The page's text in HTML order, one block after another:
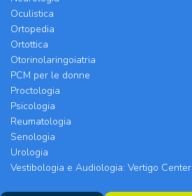
Oculistica
Ortopedia
Ortottica
Otorinolaringoiatria
PCM per le donne
Proctologia
Psicologia
Reumatologia
Senologia
Urologia
Vestibologia e Audiologia: Vertigo Center